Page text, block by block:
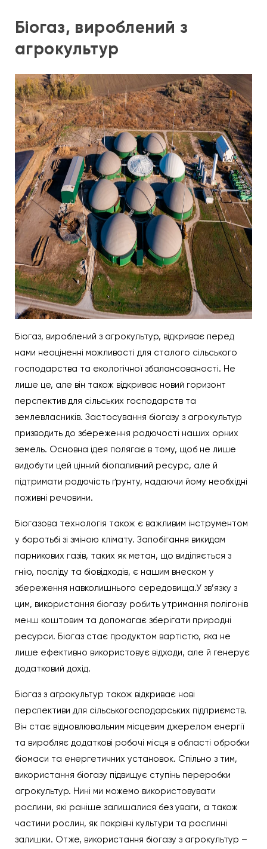
Біогаз, вироблений з
агрокультур
Біогаз, вироблений з агрокультур, відкриває перед
нами неоціненні можливості для сталого сільського
господарства та екологічної збалансованості. Не
лише це, але він також відкриває новий горизонт
перспектив для сільських господарств та
землевласників. Застосування біогазу з агрокультур
призводить до збереження родючості наших орних
земель. Основна ідея полягає в тому, щоб не лише
видобути цей цінний біопаливний ресурс, але й
підтримати родючість ґрунту, надаючи йому необхідні
поживні речовини.
Біогазова технологія також є важливим інструментом
у боротьбі зі зміною клімату. Запобігання викидам
парникових газів, таких як метан, що виділяється з
гнію, посліду та біовідходів, є нашим внеском у
збереження навколишнього середовища.У зв’язку з
цим, використання біогазу робить утримання полігонів
менш коштовим та допомагає зберігати природні
ресурси. Біогаз стає продуктом вартістю, яка не
лише ефективно використовує відходи, але й генерує
додатковий дохід.
Біогаз з агрокультур також відкриває нові
перспективи для сільськогосподарських підприємств.
Він стає відновлювальним місцевим джерелом енергії
та виробляє додаткові робочі місця в області обробки
біомаси та енергетичних установок. Спільно з тим,
використання біогазу підвищує ступінь переробки
агрокультур. Нині ми можемо використовувати
рослини, які раніше залишалися без уваги, а також
частини рослин, як покрівні культури та рослинні
залишки. Отже, використання біогазу з агрокультур –